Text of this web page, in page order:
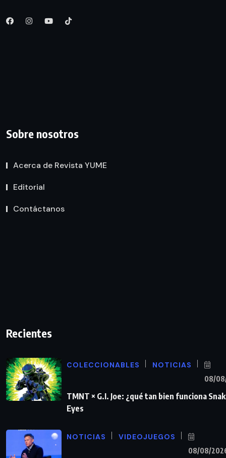
Sobre nosotros
Acerca de Revista YUME
Editorial
Contáctanos
Recientes
COLECCIONABLES NOTICIAS
08/
TMNT × G.I. Joe: ¿qué tan bien funciona
Eyes
NOTICIAS VIDEOJUEGOS
08/08/